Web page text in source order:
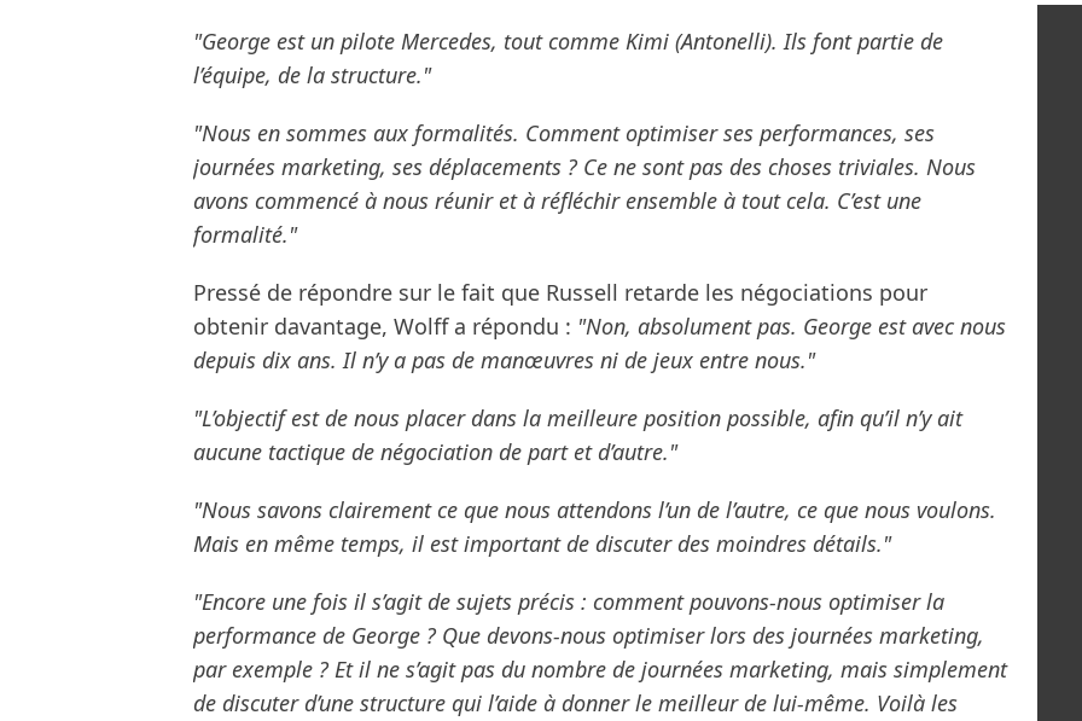
"George est un pilote Mercedes, tout comme Kimi (Antonelli). Ils font partie de
l’équipe, de la structure."
"Nous en sommes aux formalités. Comment optimiser ses performances, ses
journées marketing, ses déplacements ? Ce ne sont pas des choses triviales. Nous
avons commencé à nous réunir et à réfléchir ensemble à tout cela. C’est une
formalité."
Pressé de répondre sur le fait que Russell retarde les négociations pour
obtenir davantage, Wolff a répondu : "Non, absolument pas. George est avec nous
depuis dix ans. Il n’y a pas de manœuvres ni de jeux entre nous."
"L’objectif est de nous placer dans la meilleure position possible, afin qu’il n’y ait
aucune tactique de négociation de part et d’autre."
"Nous savons clairement ce que nous attendons l’un de l’autre, ce que nous voulons.
Mais en même temps, il est important de discuter des moindres détails."
"Encore une fois il s’agit de sujets précis : comment pouvons-nous optimiser la
performance de George ? Que devons-nous optimiser lors des journées marketing,
par exemple ? Et il ne s’agit pas du nombre de journées marketing, mais simplement
de discuter d’une structure qui l’aide à donner le meilleur de lui-même. Voilà les